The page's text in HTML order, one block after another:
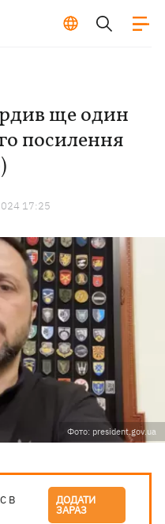
ще один
посилення
17:25
Фото: president.gov.ua
В ДОДАТИ
ЗАРАЗ